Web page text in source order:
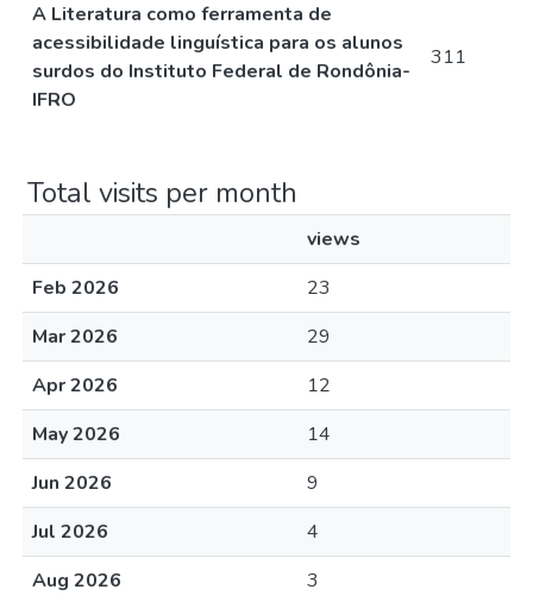
A Literatura como ferramenta de
acessibilidade linguística para os alunos
surdos do Instituto Federal de Rondônia-
IFRO
311
Total visits per month
views
Feb 2026
23
Mar 2026
29
Apr 2026
12
May 2026
14
Jun 2026
9
Jul 2026
4
Aug 2026
3